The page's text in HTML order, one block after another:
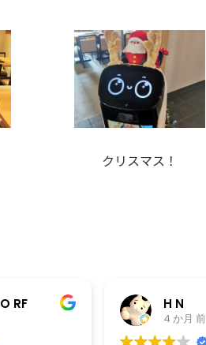
クリスマス！
RF H N
4 か月 前